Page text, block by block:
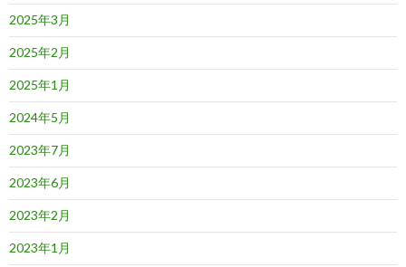
2025年3月
2025年2月
2025年1月
2024年5月
2023年7月
2023年6月
2023年2月
2023年1月